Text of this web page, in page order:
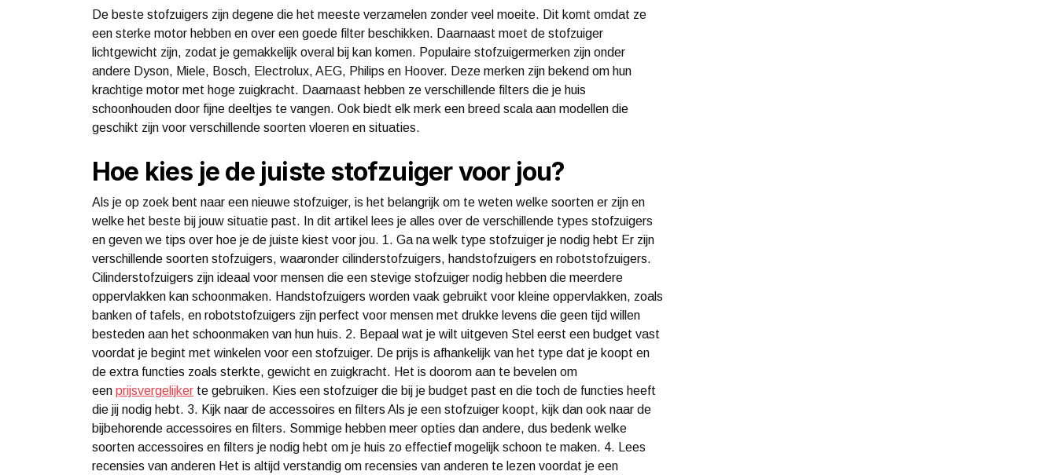
De beste stofzuigers zijn degene die het meeste verzamelen zonder veel moeite. Dit komt omdat ze
een sterke motor hebben en over een goede filter beschikken. Daarnaast moet de stofzuiger
lichtgewicht zijn, zodat je gemakkelijk overal bij kan komen. Populaire stofzuigermerken zijn onder
andere Dyson, Miele, Bosch, Electrolux, AEG, Philips en Hoover. Deze merken zijn bekend om hun
krachtige motor met hoge zuigkracht. Daarnaast hebben ze verschillende filters die je huis
schoonhouden door fijne deeltjes te vangen. Ook biedt elk merk een breed scala aan modellen die
geschikt zijn voor verschillende soorten vloeren en situaties.
Hoe kies je de juiste stofzuiger voor jou?
Als je op zoek bent naar een nieuwe stofzuiger, is het belangrijk om te weten welke soorten er zijn en
welke het beste bij jouw situatie past. In dit artikel lees je alles over de verschillende types stofzuigers
en geven we tips over hoe je de juiste kiest voor jou. 1. Ga na welk type stofzuiger je nodig hebt Er zijn
verschillende soorten stofzuigers, waaronder cilinderstofzuigers, handstofzuigers en robotstofzuigers.
Cilinderstofzuigers zijn ideaal voor mensen die een stevige stofzuiger nodig hebben die meerdere
oppervlakken kan schoonmaken. Handstofzuigers worden vaak gebruikt voor kleine oppervlakken, zoals
banken of tafels, en robotstofzuigers zijn perfect voor mensen met drukke levens die geen tijd willen
besteden aan het schoonmaken van hun huis. 2. Bepaal wat je wilt uitgeven Stel eerst een budget vast
voordat je begint met winkelen voor een stofzuiger. De prijs is afhankelijk van het type dat je koopt en
de extra functies zoals sterkte, gewicht en zuigkracht. Het is doorom aan te bevelen om
een prijsvergelijker te gebruiken. Kies een stofzuiger die bij je budget past en die toch de functies heeft
die jij nodig hebt. 3. Kijk naar de accessoires en filters Als je een stofzuiger koopt, kijk dan ook naar de
bijbehorende accessoires en filters. Sommige hebben meer opties dan andere, dus bedenk welke
soorten accessoires en filters je nodig hebt om je huis zo effectief mogelijk schoon te maken. 4. Lees
recensies van anderen Het is altijd verstandig om recensies van anderen te lezen voordat je een